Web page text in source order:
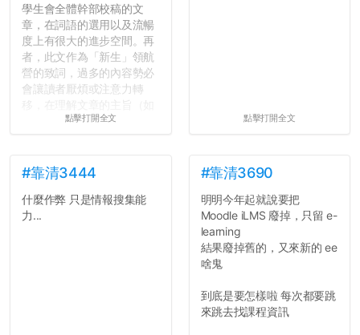
學生會全體幹部校稿的文
章，在詞語的選用以及流暢
度上有很大的進步空間。再
者，此文作為「新生」領航
營的致詞，過多的內容勢必
會讓讀者厭煩或注意力轉
果有的話）前就失去興趣。
的聲明一樣正式，但至少在
用字上多加留意。有些語句
用說的可能會引人發笑或多
聽幾句，但寫成文字時只會
點擊打開全文 點擊打開全文
#靠清3444
什麼作弊 只是情報搜集能
力...
#靠清3690
明明今年起就說要把
Moodle iLMS 廢掉，只留 e-
learning
結果廢掉舊的，又來新的 ee
啥鬼
到底是要怎樣啦 每次都要跳
來跳去找課程資訊